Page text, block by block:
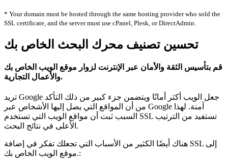
* Your domain must be hosted through the same hosting provider who sold the
SSL certificate, and the server must use cPanel, Plesk, or DirectAdmin.
تحسين تصنيف محرك البحث الخاص بك
قم بتأسيس الثقة والأمان عبر الإنترنت لزوار موقع الويب الخاص بك
والأعمال التجارية.
تريد Google جعل الويب أكثر أمانًا ويتضمن جزء كبير من ذلك التأكد
من أن المواقع التي يصل إليها الأشخاص عبر Google آمنة. لهذا
السبب ثبت أن مواقع الويب التي تستخدم SSL تستفيد من الترتيب
الأعلى في نتائج البحث.
هناك أيضًا الكثير من الأسباب التي تجعلك تفكر في إضافة SSL إلى
موقع الويب الخاص بك.: